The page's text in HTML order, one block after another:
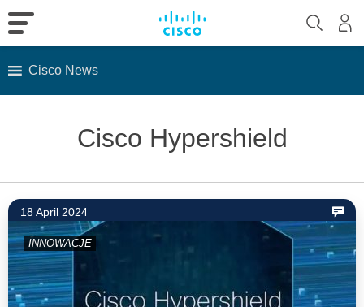
Cisco News
Cisco Hypershield
18 April 2024
INNOWACJE